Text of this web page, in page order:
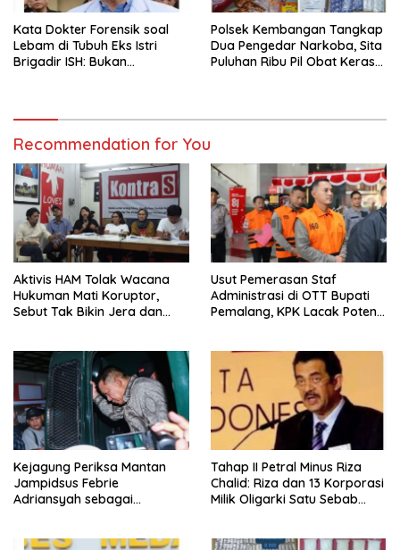
Kata Dokter Forensik soal
Lebam di Tubuh Eks Istri
Brigadir ISH: Bukan
Polsek Kembangan Tangkap
Dua Pengedar Narkoba, Sita
Puluhan Ribu Pil Obat Keras
Recommendation for You
Aktivis HAM Tolak Wacana
Hukuman Mati Koruptor,
Sebut Tak Bikin Jera dan
Usut Pemerasan Staf
Administrasi di OTT Bupati
Pemalang, KPK Lacak Potensi
Kejagung Periksa Mantan
Jampidsus Febrie
Adriansyah sebagai
Tahap II Petral Minus Riza
Chalid: Riza dan 13 Korporasi
Milik Oligarki Satu Sebab